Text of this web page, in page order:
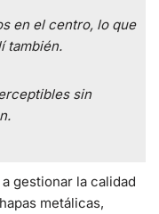
en el centro, lo que
también.
sin
gestionar la calidad
metálicas,